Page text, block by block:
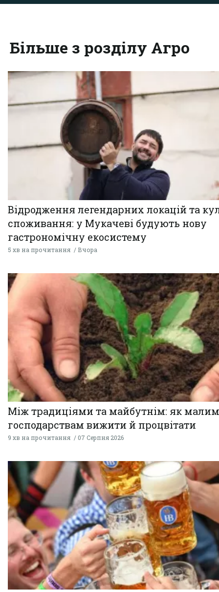
Більше з розділу Агро
Відродження легендарних локацій та
споживання: у Мукачеві будують нову
гастрономічну екосистему
5 хв на прочитання Вчора
Між традиціями та майбутнім: як малим
господарствам вижити й процвітати
9 хв на прочитання 07 Серпня 2026